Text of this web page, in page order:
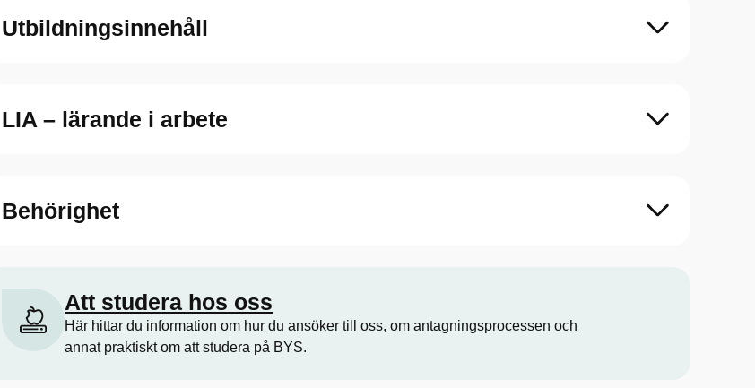
Utbildningsinnehåll
LIA – lärande i arbete
Behörighet
Att studera hos oss
Här hittar du information om hur du ansöker till oss, om antagningsprocessen och
annat praktiskt om att studera på BYS.